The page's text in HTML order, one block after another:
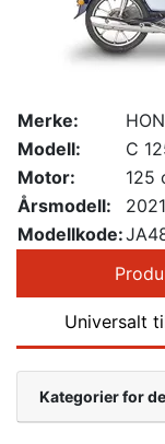
Merke:
Modell:
C
Motor:
125
Årsmodell:
2021
Modellkode:
Universalt
Kategorier for